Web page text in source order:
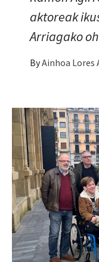
aktoreak
Arriagako
ByAinhoa Lores